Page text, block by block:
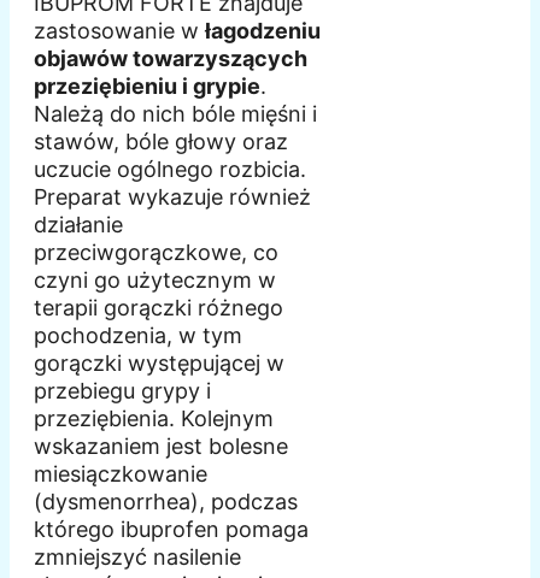
zastosowanie włagodzeniu
objawów towarzyszących
przeziębieniu i grypie.
Należą do nich bóle mięśni i
stawów, bóle głowy oraz
uczucie ogólnego rozbicia.
Preparat wykazuje również
działanie
przeciwgorączkowe, co
czyni go użytecznym w
terapii gorączki różnego
pochodzenia, w tym
gorączki występującej w
przebiegu grypy i
przeziębienia. Kolejnym
wskazaniem jest bolesne
miesiączkowanie
(dysmenorrhea), podczas
którego ibuprofen pomaga
zmniejszyć nasilenie